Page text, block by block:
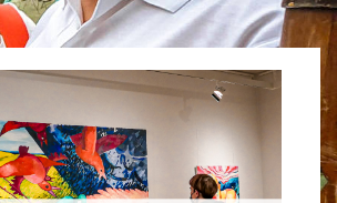
Dauer­ausstellungen in
und Umgebung als